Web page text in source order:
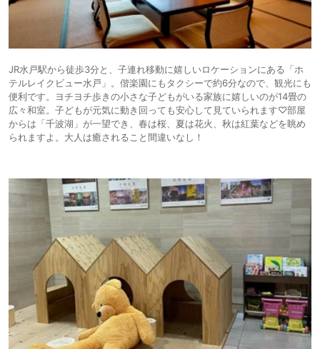
JR水戸駅から徒歩3分と、子連れ移動に嬉しいロケーションにある「ホ
テルレイクビュー水戸」。偕楽園にもタクシーで約6分なので、観光にも
便利です。ヨチヨチ歩きの小さな子どもがいる家族に嬉しいのが14畳の
広々和室。子どもが元気に動き回っても安心して見ていられます♡部屋
からは「千波湖」が一望でき、春は桜、夏は花火、秋は紅葉などを眺め
られますよ。大人は癒されること間違いなし！